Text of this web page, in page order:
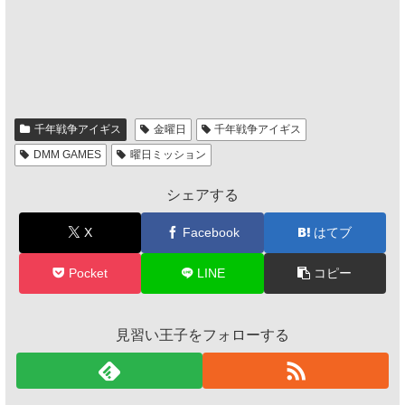
千年戦争アイギス 金曜日
千年戦争アイギス
DMM GAMES
曜日ミッション
シェアする
X Facebook はてブ
Pocket LINE コピー
見習い王子をフォローする